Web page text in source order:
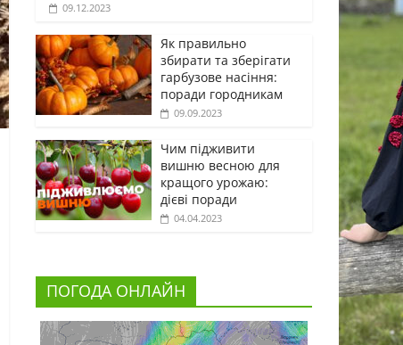
09.12.2023
Як правильно
збирати та зберігати
гарбузове насіння:
поради городникам
09.09.2023
Чим підживити
вишню весною для
кращого урожаю:
дієві поради
04.04.2023
ПОГОДА ОНЛАЙН